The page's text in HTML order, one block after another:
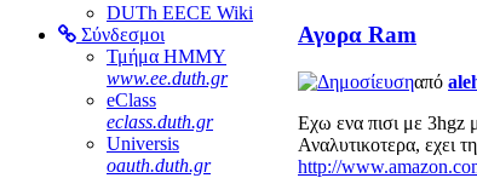
DUTh EECE Wiki
Σύνδεσμοι
Τμήμα ΗΜΜΥ
www.ee.duth.gr
eClass
eclass.duth.gr
Universis
oauth.duth.gr
Αγορα Ram
από
Εχω ενα πισι με 3hgz
Αναλυτικοτερα, εχει
http://